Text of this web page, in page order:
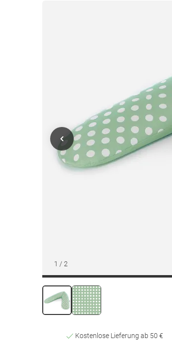
1 / 2
Kostenlose Lieferung ab 50 €